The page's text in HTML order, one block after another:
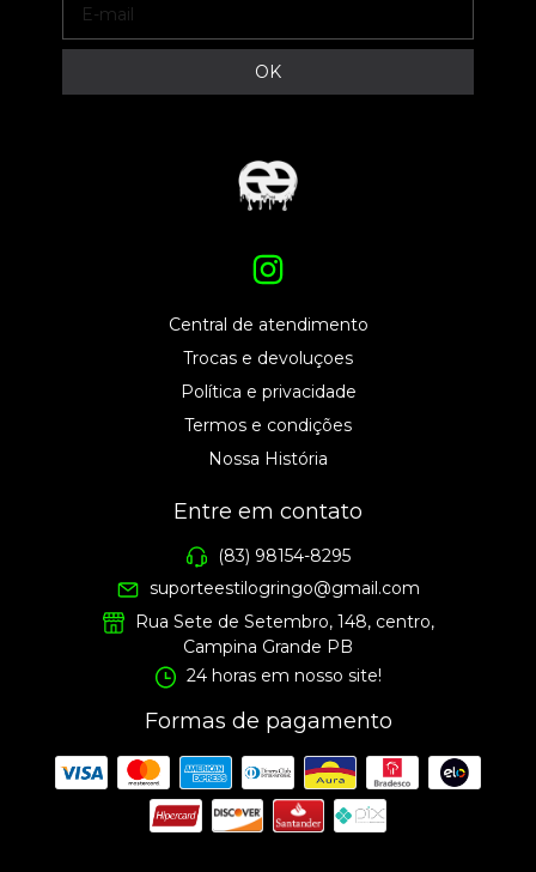
Central de atendimento
Trocas e devoluçoes
Política e privacidade
Termos e condições
Nossa História
Entre em contato
(83) 98154-8295
suporteestilogringo@gmail.com
Rua Sete de Setembro, 148, centro,
Campina Grande PB
24 horas em nosso site!
Formas de pagamento